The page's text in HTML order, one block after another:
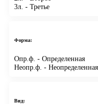
3л. - Третье
Форма:
Опр.ф. - Определенная
Неопр.ф. - Неопределенная
Вид: